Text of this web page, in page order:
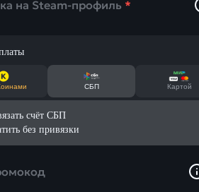
на Steam-профиль *
СБП Картой
счёт СБП
без привязки